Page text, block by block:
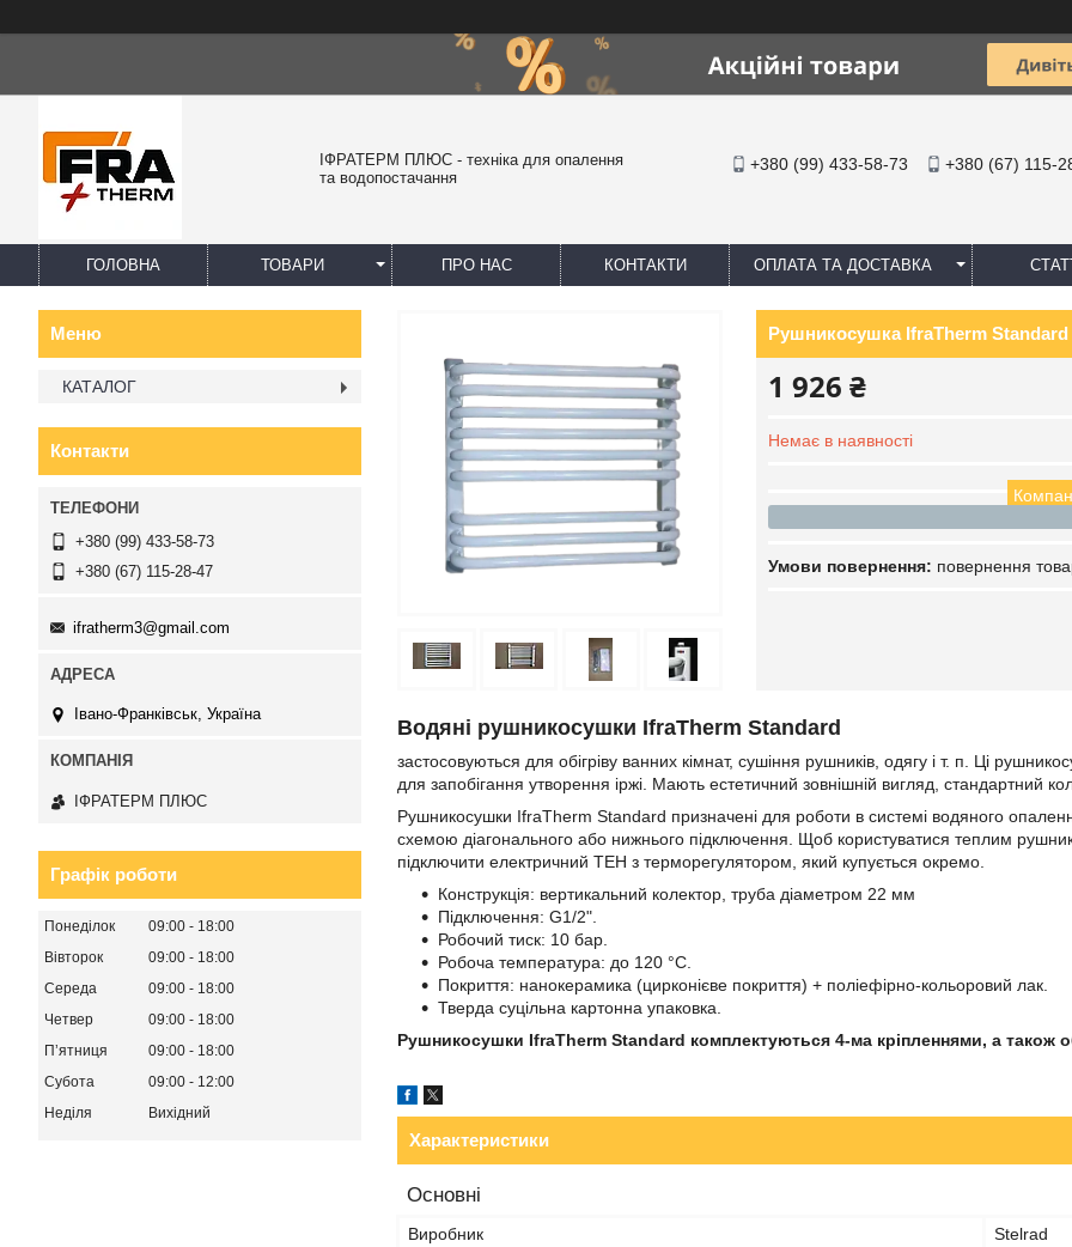
ІФРАТЕРМ ПЛЮС - техніка для опалення
та водопостачання
+380 (99) 433-58-73 +380 (67) 115-
ГОЛОВНА ТОВАРИ ПРО НАС КОНТАКТИ ОПЛАТА ТА ДОСТАВКА
Рушникосушка IfraTherm Standard
1 926 ₴
Немає в наявності
повернення
Водяні рушникосушки IfraTherm Standard
застосовуються для обігріву ванних кімнат, сушіння рушників, одягу і т. п. Ці
для запобігання утворення іржі. Мають естетичний зовнішній вигляд, стандартний
Рушникосушки IfraTherm Standard призначені для роботи в системі водяного
схемою діагонального або нижнього підключення. Щоб користуватися теплим
підключити електричний ТЕН з терморегулятором, який купується окремо.
Конструкція: вертикальний колектор, труба діаметром 22 мм
Підключення: G1/2".
Робочий тиск: 10 бар.
Робоча температура: до 120 °C.
Покриття: нанокерамика (цирконієве покриття) + поліефірно-кольоровий лак.
Тверда суцільна картонна упаковка.
Рушникосушки IfraTherm Standard комплектуються 4-ма кріпленнями, а також
Характеристики
Основні
Виробник
Stelrad
КАТАЛОГ
Контакти
+380 (99) 433-58-73
+380 (67) 115-28-47
ifratherm3@gmail.com
Івано-Франківськ, Україна
ІФРАТЕРМ ПЛЮС
Графік роботи
Понеділок 09:00
18:00
Вівторок
09:00
18:00
Середа
09:00
18:00
Четвер
09:00
18:00
Пʼятниця
09:00
18:00
Субота
09:00
12:00
Неділя
Вихідний